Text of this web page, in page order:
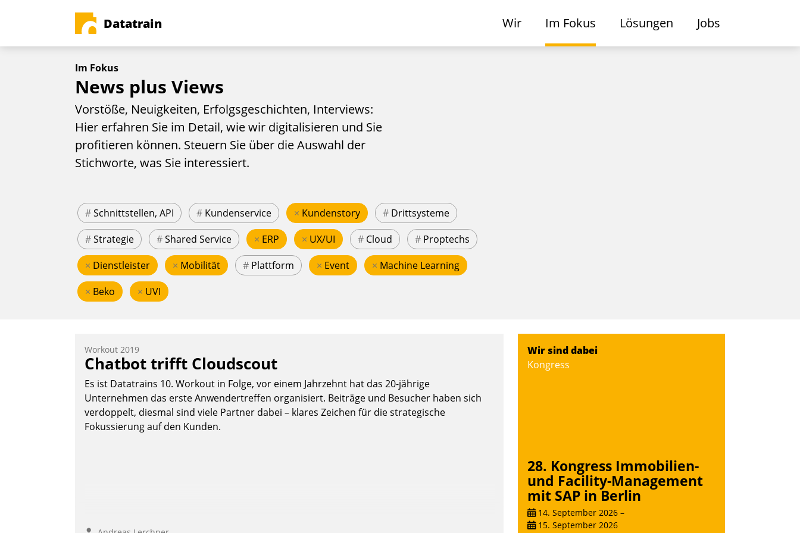
Datatrain Wir Im Fokus Lösungen Jobs
Im Fokus
News plus Views
Vorstöße, Neuigkeiten, Erfolgsgeschichten, Interviews:
Hier erfahren Sie im Detail, wie wir digitalisieren und Sie
profitieren können. Steuern Sie über die Auswahl der
Stichworte, was Sie interessiert.
#Schnittstellen, API # Kundenservice × Kundenstory # Drittsysteme
#Strategie #Shared Service × ERP × UX/UI # Cloud # Proptechs
× Dienstleister × Mobilität # Plattform × Event × Machine Learning
× Beko × UVI
Workout 2019
Chatbot trifft Cloudscout
Es ist Datatrains 10. Workout in Folge, vor einem Jahrzehnt hat das 20-jährige
Unternehmen das erste Anwendertreffen organisiert. Beiträge und Besucher haben sich
verdoppelt, diesmal sind viele Partner dabei – klares Zeichen für die strategische
Fokussierung auf den Kunden.
Wir sind dabei
Kongress
28. Kongress Immobilien-
und Facility-Management
mit SAP in Berlin
14. September 2026 –
15. September 2026